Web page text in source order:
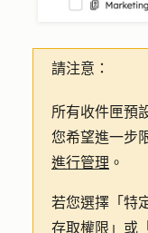
請注意：
所有收件匣預
您希望進一步
進行管理 。
若您選擇 「特
存取權限」或